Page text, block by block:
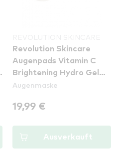
Revolution Skincare
Augenpads Vitamin C
Brightening Hydro Gel
Eye Patches
Augenmaske
19,99 €
Ausverkauft